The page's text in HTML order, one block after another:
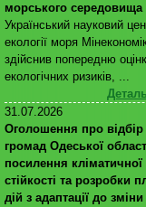
морського середовища
Український науковий
екології моря
здійснив попередню
екологічних ризиків, ...
31.07.2026
Оголошення про відбір
громад Одеської
посилення кліматичної
стійкості та розробки
дій з адаптації до зміни